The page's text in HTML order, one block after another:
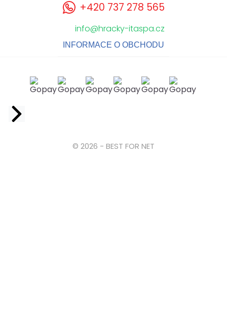
+420 737 278 565
info@hracky-itaspa.cz
INFORMACE O OBCHODU
© 2026 - BEST FOR NET